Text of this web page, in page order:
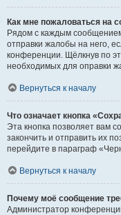
Как мне пожаловаться на
Рядом с каждым
отправки жалобы на него,
конференции. Щёлкнув по
необходимых для оправки
Вернуться к началу
Что означает кнопка
Эта кнопка позволяет вам
закончить и отправить их
перейдите в параграф
Вернуться к началу
Почему моё сообщение
Администратор